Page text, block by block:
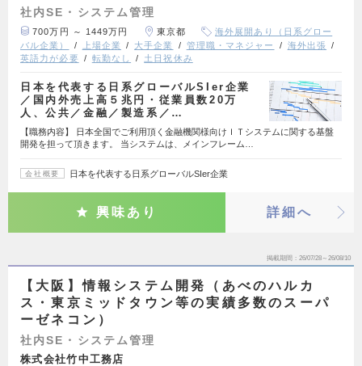
社内SE・システム管理
700万円 ～ 1449万円 東京都
海外展開あり（日系グロー
バル企業）
上場企業 大手企業 管理職・マネジャー
海外出張
英語力が必要
転勤なし 土日祝休み
日本を代表する日系グローバルSIer企業
／国内外売上高５兆円・従業員数20万
人、公共／金融／製造系／…
【職務内容】 日本全国でご利用頂く金融機関様向けＩＴシステムに関する基盤
開発を担って頂きます。 当システムは、メインフレーム…
会社概要 日本を代表する日系グローバルSIer企業
興味あり 詳細へ
掲載期間 26/07/28～26/08/10
【大阪】情報システム開発（あべのハルカ
ス・東京ミッドタウン等の実績多数のスーパ
ーゼネコン）
社内SE・システム管理
株式会社竹中工務店